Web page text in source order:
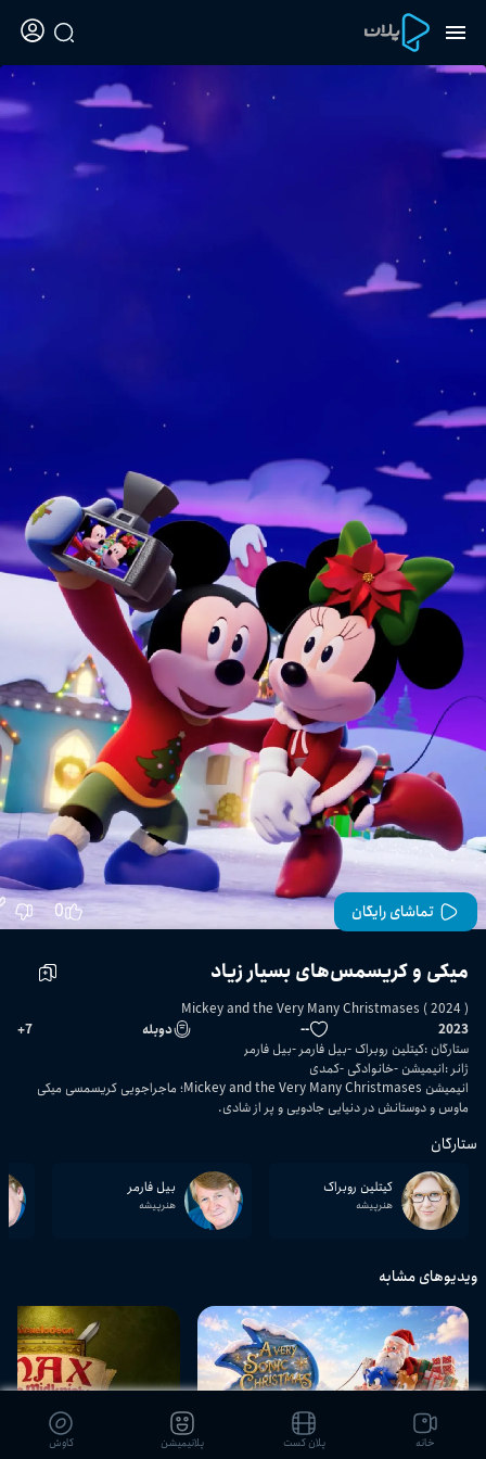
تماشای رایگان 0
میکی و کریسمس‌های بسیار زیاد
Mickey and the Very Many Christmases ( 2024 )
2023
-- دوبله 7
+
ستارگان :کیتلین روبراک بیل فارمر بیل فارمر
ژانر :انیمیشن خانوادگی کمدی
انیمیشن Mickey and the Very Many Christmases؛ ماجراجویی کریسمسی میکی
ماوس و دوستانش در دنیایی جادویی و پر از شادی.
ستارگان
کیتلین روبراک
هنرپیشه
بیل فارمر
هنرپیشه
ویدیوهای مشابه
خانه پلان کست پلانیمیشن کاوش